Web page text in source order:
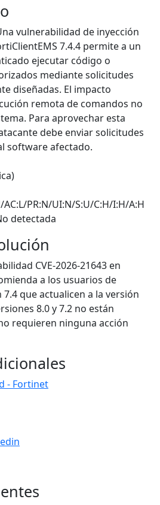
vulnerabilidad de inyección
7.4.4 permite a un
ejecutar código o
mediante solicitudes
diseñadas. El impacto
remota de comandos no
Para aprovechar esta
debe enviar solicitudes
software afectado.
AC:L/PR:N/UI:N/S:U/C:H/I:H/A:H
detectada
CVE-2026-21643 en
a los usuarios de
que actualicen a la versión
8.0 y 7.2 no están
requieren ninguna acción
- Fortinet